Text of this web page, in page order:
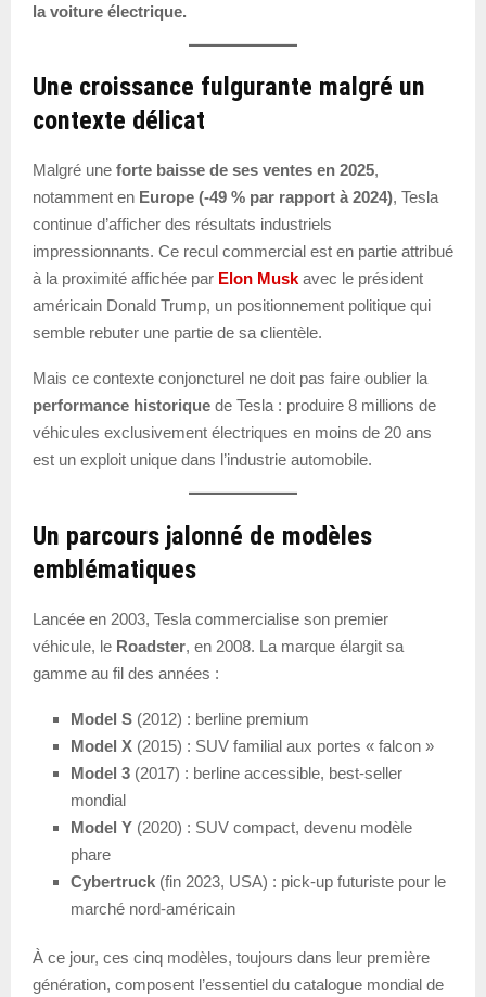
la voiture électrique.
Une croissance fulgurante malgré un
contexte délicat
Malgré une forte baisse de ses ventes en 2025,
notamment en Europe (-49 % par rapport à 2024), Tesla
continue d’afficher des résultats industriels
impressionnants. Ce recul commercial est en partie attribué
à la proximité affichée par Elon Musk avec le président
américain Donald Trump, un positionnement politique qui
semble rebuter une partie de sa clientèle.
Mais ce contexte conjoncturel ne doit pas faire oublier la
performance historique de Tesla : produire 8 millions de
véhicules exclusivement électriques en moins de 20 ans
est un exploit unique dans l’industrie automobile.
Un parcours jalonné de modèles
emblématiques
Lancée en 2003, Tesla commercialise son premier
véhicule, le Roadster, en 2008. La marque élargit sa
gamme au fil des années :
Model S (2012) : berline premium
Model X (2015) : SUV familial aux portes « falcon »
Model 3 (2017) : berline accessible, best-seller
mondial
Model Y (2020) : SUV compact, devenu modèle
phare
Cybertruck (fin 2023, USA) : pick-up futuriste pour le
marché nord-américain
À ce jour, ces cinq modèles, toujours dans leur première
génération, composent l’essentiel du catalogue mondial de